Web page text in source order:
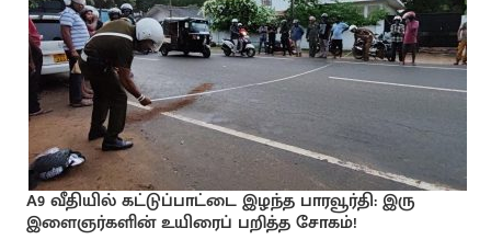
A9 வீதியில் கட்டுப்பாட்டை இழந்த பாரவூர்தி: இரு
இளைஞர்களின் உயிரைப் பறித்த சோகம்!